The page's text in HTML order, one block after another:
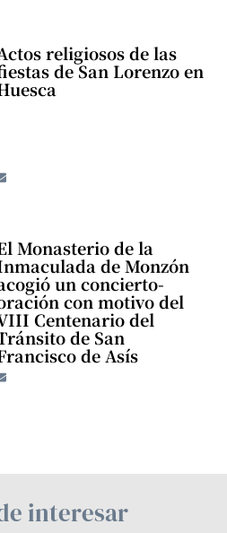
religiosos de las
de San Lorenzo en
Monasterio de la
de Monzón
un concierto-
con motivo del
Centenario del
de San
de Asís
interesar